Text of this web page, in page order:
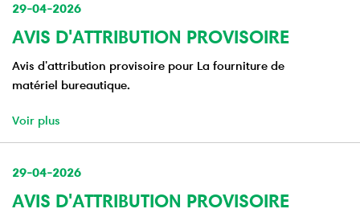
29-04-2026
AVIS D'ATTRIBUTION PROVISOIRE
Avis d'attribution provisoire pour La fourniture de
matériel bureautique.
Voir plus
29-04-2026
AVIS D'ATTRIBUTION PROVISOIRE